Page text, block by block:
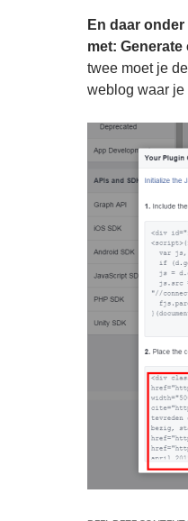
En daar
met: Generate
twee moet je
weblog waar je